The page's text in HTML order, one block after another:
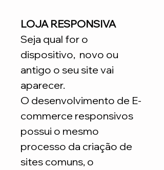
LOJA RESPONSIVA
Seja qual for o
dispositivo, novo ou
antigo o seu site vai
aparecer.
O desenvolvimento de E-
commerce responsivos
possui o mesmo
processo da criação de
sites comuns, o